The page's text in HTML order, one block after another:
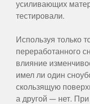
усиливающих
тестировали.
Используя только
переработанного
влияние
имел ли один
скользящую
а другой — нет. При